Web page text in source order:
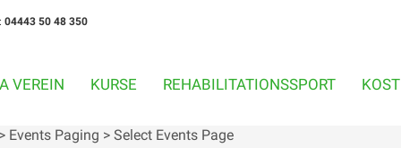
04443 50 48 350
VEREIN KURSE REHABILITATIONSSPORT
Events Paging > Select Events Page